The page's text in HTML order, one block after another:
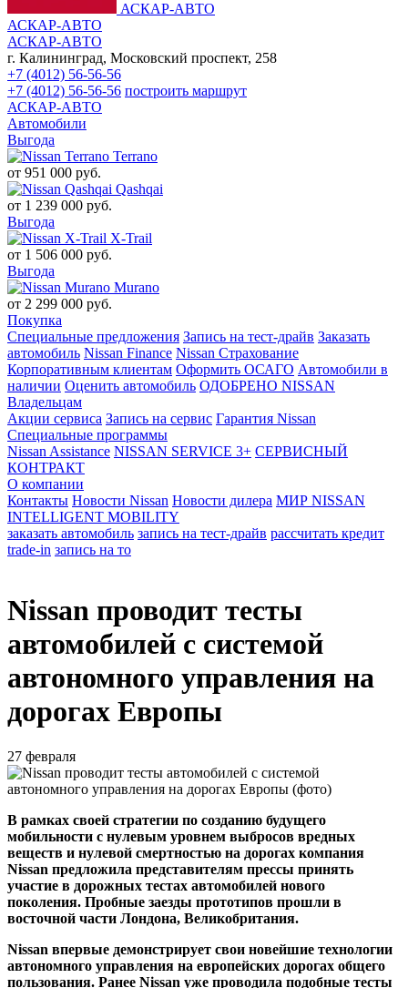
АСКАР-АВТО
АСКАР-АВТО
АСКАР-АВТО
г. Калининград, Московский проспект, 258
+7 (4012) 56-56-56
+7 (4012) 56-56-56 построить маршрут
АСКАР-АВТО
Автомобили
Выгода
Terrano
от 951 000 руб.
Qashqai
от 1 239 000 руб.
Выгода
X-Trail
от 1 506 000 руб.
Выгода
Murano
от 2 299 000 руб.
Покупка
Специальные предложения Запись на тест-драйв Заказать
автомобиль Nissan Finance Nissan Страхование
Корпоративным клиентам Оформить ОСАГО Автомобили в
наличии Оценить автомобиль ОДОБРЕНО NISSAN
Владельцам
Акции сервиса Запись на сервис Гарантия Nissan
Специальные программы
Nissan Assistance NISSAN SERVICE 3+ СЕРВИСНЫЙ
КОНТРАКТ
О компании
Контакты Новости Nissan Новости дилера МИР NISSAN
INTELLIGENT MOBILITY
заказать автомобиль запись на тест-драйв рассчитать кредит
trade-in запись на то
Nissan проводит тесты
автомобилей с системой
автономного управления на
дорогах Европы
27 февраля
В рамках своей стратегии по созданию будущего
мобильности с нулевым уровнем выбросов вредных
веществ и нулевой смертностью на дорогах компания
Nissan предложила представителям прессы принять
участие в дорожных тестах автомобилей нового
поколения. Пробные заезды прототипов прошли в
восточной части Лондона, Великобритания.
Nissan впервые демонстрирует свои новейшие технологии
автономного управления на европейских дорогах общего
пользования. Ранее Nissan уже проводила подобные тесты